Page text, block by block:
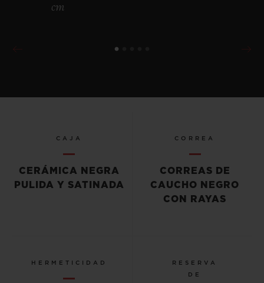
cm
CAJA
CERÁMICA NEGRA
PULIDA Y SATINADA
CORREA
CORREAS DE
CAUCHO NEGRO
CON RAYAS
HERMETICIDAD
RESERVA
DE